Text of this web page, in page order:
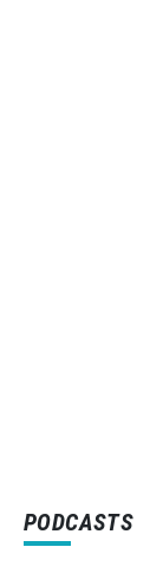
PODCASTS